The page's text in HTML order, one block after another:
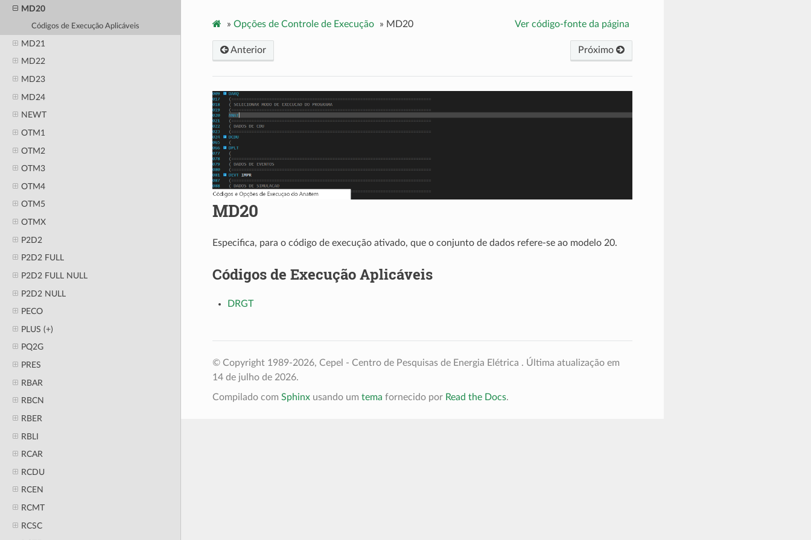
MD20
Códigos de Execução Aplicáveis
MD21
MD22
MD23
MD24
NEWT
OTM1
OTM2
OTM3
OTM4
OTM5
OTMX
P2D2
P2D2 FULL
P2D2 FULL NULL
P2D2 NULL
PECO
PLUS (+)
PQ2G
PRES
RBAR
RBCN
RBER
RBLI
RCAR
RCDU
RCEN
RCMT
RCSC
» Opções de Controle de Execução » MD20 Ver código-fonte da página
Próximo
Anterior
MD20
Especifica, para o código de execução ativado, que o conjunto de dados refere-se ao modelo 20.
Códigos de Execução Aplicáveis
DRGT
© Copyright 1989-2026, Cepel - Centro de Pesquisas de Energia Elétrica . Última atualização em
14 de julho de 2026.
Compilado com Sphinxusando um tema fornecido por Read the Docs.